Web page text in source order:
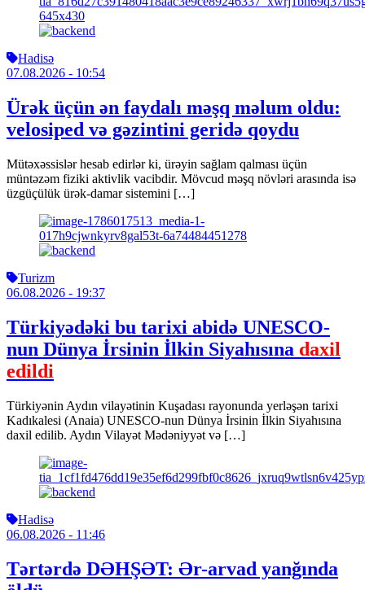
Hadisə
07.08.2026 - 10:54
Ürək üçün ən faydalı məşq məlum oldu:
velosiped və gəzintini geridə qoydu
Mütəxəssislər hesab edirlər ki, ürəyin sağlam qalması üçün
müntəzəm fiziki aktivlik vacibdir. Mövcud məşq növləri arasında isə
üzgüçülük ürək-damar sistemini […]
Turizm
06.08.2026 - 19:37
Türkiyədəki bu tarixi abidə UNESCO-
nun Dünya İrsinin İlkin Siyahısına daxil
edildi
Türkiyənin Aydın vilayətinin Kuşadası rayonunda yerləşən tarixi
Kadıkalesi (Anaia) UNESCO-nun Dünya İrsinin İlkin Siyahısına
daxil edilib. Aydın Vilayət Mədəniyyət və […]
Hadisə
06.08.2026 - 11:46
Tərtərdə DƏHŞƏT: Ər-arvad yanğında